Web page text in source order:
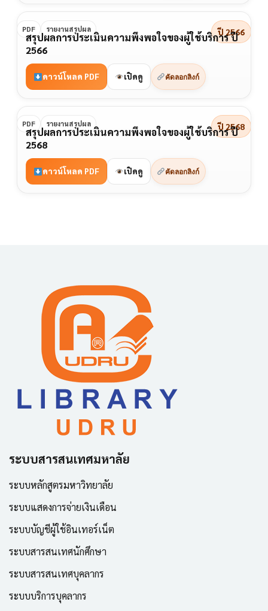
PDF รายงานสรุปผล ปี 2566
สรุปผลการประเมินความพึงพอใจของผู้ใช้บริการ ปี
2566
ดาวน์โหลด PDF เปิดดู คัดลอกลิงก์
PDF รายงานสรุปผล ปี 2568
สรุปผลการประเมินความพึงพอใจของผู้ใช้บริการ ปี
2568
ดาวน์โหลด PDF เปิดดู คัดลอกลิงก์
ระบบสารสนเทศมหาลัย
ระบบหลักสูตรมหาวิทยาลัย
ระบบแสดงการจ่ายเงินเดือน
ระบบบัญชีผู้ใช้อินเทอร์เน็ต
ระบบสารสนเทศนักศึกษา
ระบบสารสนเทศบุคลากร
ระบบบริการบุคลากร